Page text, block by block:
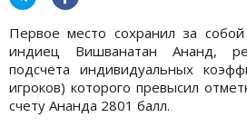
Первое место сохранил за
индиец Вишванатан Ананд,
подсчета индивидуальных
игроков) которого превысил
счету Ананда 2801 балл.